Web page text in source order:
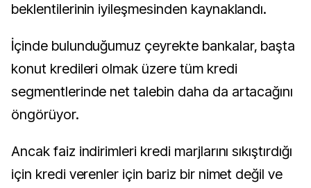
beklentilerinin iyileşmesinden kaynaklandı.
İçinde bulunduğumuz çeyrekte bankalar, başta
konut kredileri olmak üzere tüm kredi
segmentlerinde net talebin daha da artacağını
öngörüyor.
Ancak faiz indirimleri kredi marjlarını sıkıştırdığı
için kredi verenler için bariz bir nimet değil ve